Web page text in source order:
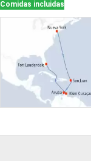
Comidas incluidas